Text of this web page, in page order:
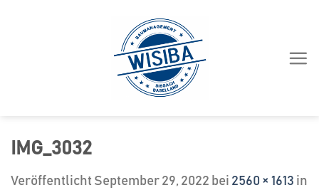
IMG_3032
Veröffentlicht September 29, 2022 bei 2560 × 1613 in